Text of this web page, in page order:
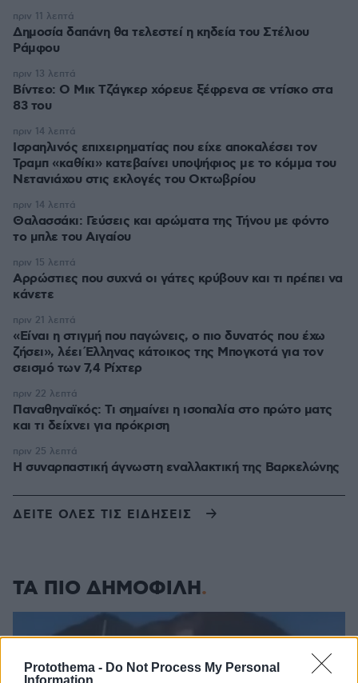
Protothema - Do Not Process My Personal
Information
Δημοσία δαπάνη θα τελεστεί η κηδεία του Στέλιου
Ράμφου
πριν 11 λεπτά
Βίντεο: Ο Μικ Τζάγκερ χόρευε ξέφρενα σε ντίσκο στα
83 του
πριν 13 λεπτά
Ισραηλινός επιχειρηματίας που είχε αποκαλέσει τον
Τραμπ «καθίκι» κατεβαίνει υποψήφιος με το κόμμα του
Νετανιάχου στις εκλογές του Οκτωβρίου
πριν 14 λεπτά
Θαλασσάκι: Γεύσεις και αρώματα της Τήνου με φόντο
το μπλε του Αιγαίου
πριν 14 λεπτά
Αρρώστιες που συχνά οι γάτες κρύβουν και τι πρέπει να
κάνετε
πριν 15 λεπτά
«Είναι η στιγμή που παγώνεις, ο πιο δυνατός που έχω
ζήσει», λέει Έλληνας κάτοικος της Μπογκοτά για τον
σεισμό των 7,4 Ρίχτερ
πριν 21 λεπτά
Παναθηναϊκός: Τι σημαίνει η ισοπαλία στο πρώτο ματς
και τι δείχνει για πρόκριση
πριν 22 λεπτά
H συναρπαστική άγνωστη εναλλακτική της Βαρκελώνης
πριν 25 λεπτά
ΔΕΙΤΕ ΟΛΕΣ ΤΙΣ ΕΙΔΗΣΕΙΣ
ΤΑ ΠΙΟ ΔΗΜΟΦΙΛΗ